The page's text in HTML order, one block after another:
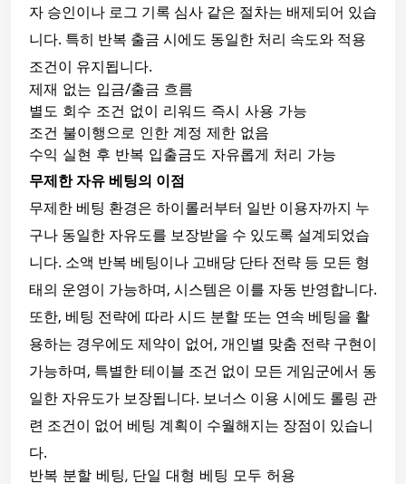
자 승인이나 로그 기록 심사 같은 절차는 배제되어 있습
니다. 특히 반복 출금 시에도 동일한 처리 속도와 적용
조건이 유지됩니다.
제재 없는 입금/출금 흐름
별도 회수 조건 없이 리워드 즉시 사용 가능
조건 불이행으로 인한 계정 제한 없음
수익 실현 후 반복 입출금도 자유롭게 처리 가능
무제한 자유 베팅의 이점
무제한 베팅 환경은 하이롤러부터 일반 이용자까지 누
구나 동일한 자유도를 보장받을 수 있도록 설계되었습
니다. 소액 반복 베팅이나 고배당 단타 전략 등 모든 형
태의 운영이 가능하며, 시스템은 이를 자동 반영합니다.
또한, 베팅 전략에 따라 시드 분할 또는 연속 베팅을 활
용하는 경우에도 제약이 없어, 개인별 맞춤 전략 구현이
가능하며, 특별한 테이블 조건 없이 모든 게임군에서 동
일한 자유도가 보장됩니다. 보너스 이용 시에도 롤링 관
련 조건이 없어 베팅 계획이 수월해지는 장점이 있습니
다.
반복 분할 베팅, 단일 대형 베팅 모두 허용